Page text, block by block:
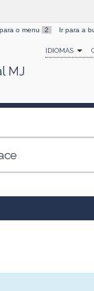
o menu 2 Ir para a
IDIOMAS
MJ